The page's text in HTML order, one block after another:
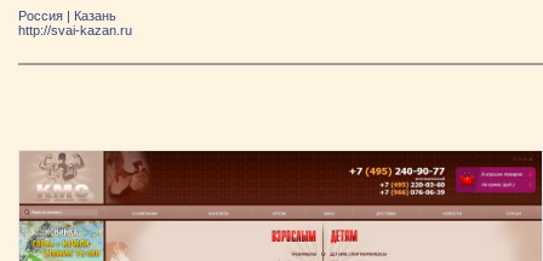
Россия | Казань
http://svai-kazan.ru